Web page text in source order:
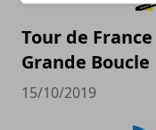
Tour de
Grande Boucle
15/10/2019